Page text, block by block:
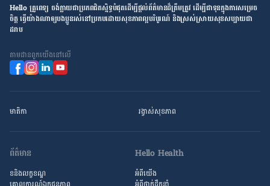
Hello គ្រូពេទ្យ ​ចង់​ក្លាយ​ជា​ប្រភព​ជិតស្និទ្ធបំផុតដើម្បី​ផ្ដល់​ព័ត៌មាន​ដ៏​ត្រឹមត្រូវ​ ដើម្បី​ជា​ទុន​ក្នុង​ការ​សម្រេច​
ចិត្ត ធ្វើ​យ៉ាង​ណា​ឲ្យ​បងប្អូន​រស់នៅ​ប្រកប​ដោយ​សុខភាព​ល្អ​បរិបូរណ៍ និង​ស្រស់ស្រាយ​សុខសប្បាយ​ជា​
ដរាប
តាម​ដាន​ពួក​យើង​នៅ​លើ
មាតិកា រង្វាស់​សុខភាព
ព័ត៌មាន
ខនិងលក្ខខណ្ឌ
Hello Health
អំពីយើង